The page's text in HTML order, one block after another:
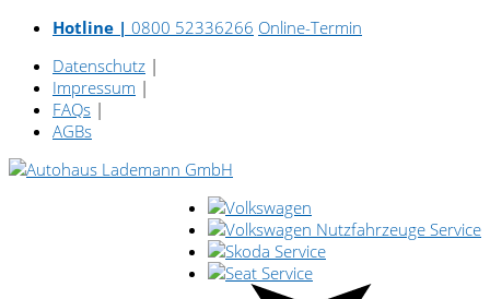
Hotline | 0800 52336266 Online-Termin
Datenschutz |
Impressum |
FAQs |
AGBs